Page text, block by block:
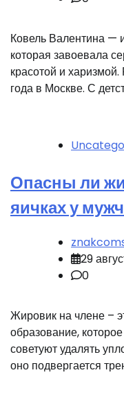
Ковель Валентина —
которая завоевала
красотой и
года в Москве. С
Опасны ли
яичках у
29
0
Жировик на члене –
образование,
советуют удалять
оно подвергается